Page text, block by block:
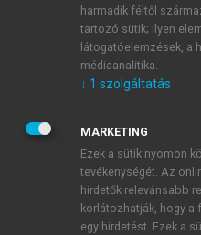
JELSZÓ
JELSZÓ ÚJRA
harmadik féltől
tartozó sütik; ilyen
látogatóelemzések, a
médiaanalitika.
↓ 1 szolgáltatás
MARKETING
Ezek a sütik nyomon
tevékenységét. Az
hirdetők relevánsabb
korlátozhatják, hogy a
egy hirdetést. Ezek a